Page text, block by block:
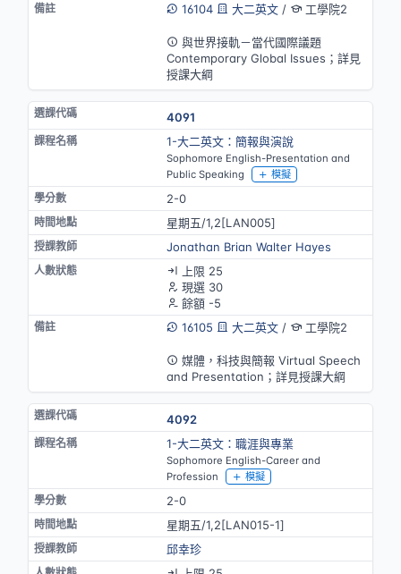
16104 大二英文/ 工學院2
與世界接軌－當代國際議題
Contemporary Global Issues；詳見
授課大綱
4091
1-大二英文：簡報與演說
Sophomore English-Presentation and
Public Speaking
模擬
2-0
星期五/1,2[LAN005]
Jonathan Brian Walter Hayes
上限 25
現選 30
餘額 -5
16105
大二英文/ 工學院2
媒體，科技與簡報 Virtual Speech
and Presentation；詳見授課大綱
4092
1-大二英文：職涯與專業
Sophomore English-Career and
Profession
模擬
2-0
星期五/1,2[LAN015-1]
邱幸珍